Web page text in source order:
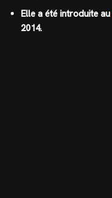
Elle a été introduite au
2014.